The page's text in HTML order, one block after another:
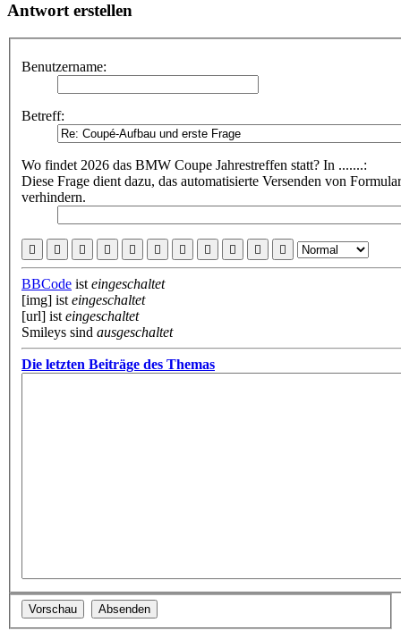
Antwort erstellen
Benutzername:
Betreff:
Wo findet 2026 das BMW Coupe Jahrestreffen statt? In .......:
Diese Frage dient dazu, das automatisierte Versenden von
verhindern.
BBCode ist eingeschaltet
[img] ist eingeschaltet
[url] ist eingeschaltet
Smileys sind ausgeschaltet
Die letzten Beiträge des Themas